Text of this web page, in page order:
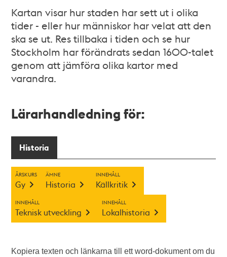
Kartan visar hur staden har sett ut i olika
tider - eller hur människor har velat att den
ska se ut. Res tillbaka i tiden och se hur
Stockholm har förändrats sedan 1600-talet
genom att jämföra olika kartor med
varandra.
Lärarhandledning för:
Historia
ÅRSKURS
Gy
ÄMNE
Historia
INNEHÅLL
Källkritik
INNEHÅLL
Teknisk utveckling
INNEHÅLL
Lokalhistoria
Kopiera texten och länkarna till ett word-dokument om du